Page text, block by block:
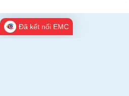
Đã kết nối EMC